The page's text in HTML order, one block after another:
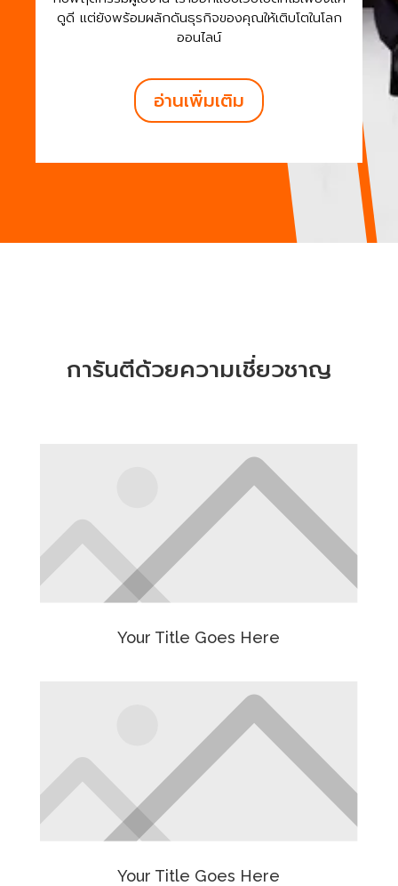
อ่านเพิ่มเติม
การันตีด้วยความเชี่ยวชาญ
Your Title Goes Here
Your Title Goes Here